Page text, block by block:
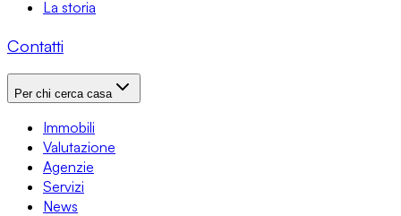
La storia
Contatti
Per chi cerca casa
Immobili
Valutazione
Agenzie
Servizi
News